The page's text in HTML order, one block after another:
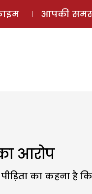
लॉग इन
आपकी
आरोप
का कहना है